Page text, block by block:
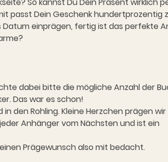
So kannst Du Dein Präsent wirklich
passt Dein Geschenk hundertprozentig
Datum einprägen, fertig ist das perfekte
dabei bitte die mögliche Anzahl der
Das war es schon!
den Rohling. Kleine Herzchen prägen
Anhänger vom Nächsten und ist ein
Prägewunsch also mit bedacht.